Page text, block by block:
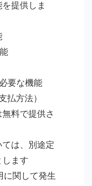
提供しま
要な機能
払方法）
料で提供さ
は、別途定
ます
に関して発生